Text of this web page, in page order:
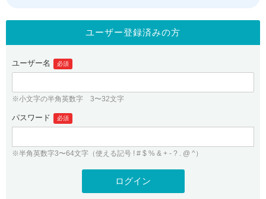
.jpドメインオークション
gTLDオークション NEW!
.jpドメインバックオーダー
プレミアムドメイン
人気ドメインの種類
WHOIS検索
紹介制度
バリュードメインAPI
ドメイン・ホスティングOEM
ログイン
従来のバリュードメインをご利用希望の方
Value Domainにログイン
ユーザー登録
ユーザー登録済みの方
ユーザー名 必須
※小文字の半角英数字 3〜32文字
パスワード 必須
※半角英数字3〜64文字（使える記号 ! # $ % & + - ? . @ ^）